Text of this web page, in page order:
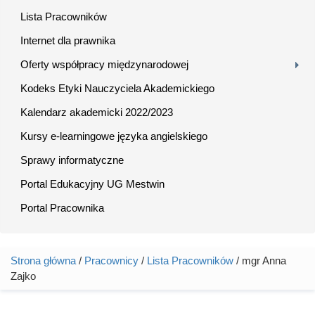
Lista Pracowników
Internet dla prawnika
Oferty współpracy międzynarodowej
Kodeks Etyki Nauczyciela Akademickiego
Kalendarz akademicki 2022/2023
Kursy e-learningowe języka angielskiego
Sprawy informatyczne
Portal Edukacyjny UG Mestwin
Portal Pracownika
Jesteś tutaj
Strona główna / Pracownicy / Lista Pracowników / mgr Anna
Zajko